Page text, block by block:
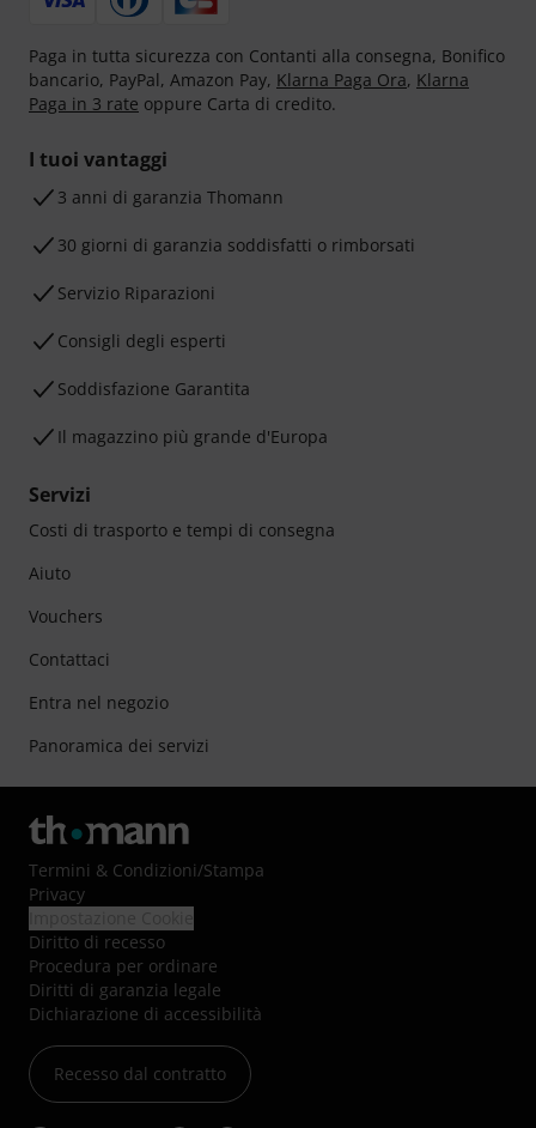
Paga in tutta sicurezza con Contanti alla consegna, Bonifico
bancario, PayPal, Amazon Pay, Klarna Paga Ora, Klarna
Paga in 3 rate oppure Carta di credito.
I tuoi vantaggi
3 anni di garanzia Thomann
30 giorni di garanzia soddisfatti o rimborsati
Servizio Riparazioni
Consigli degli esperti
Soddisfazione Garantita
Il magazzino più grande d'Europa
Servizi
Costi di trasporto e tempi di consegna
Aiuto
Vouchers
Contattaci
Entra nel negozio
Panoramica dei servizi
Termini & Condizioni/Stampa
Privacy
Diritto di recesso
Procedura per ordinare
Diritti di garanzia legale
Dichiarazione di accessibilità
Recesso dal contratto